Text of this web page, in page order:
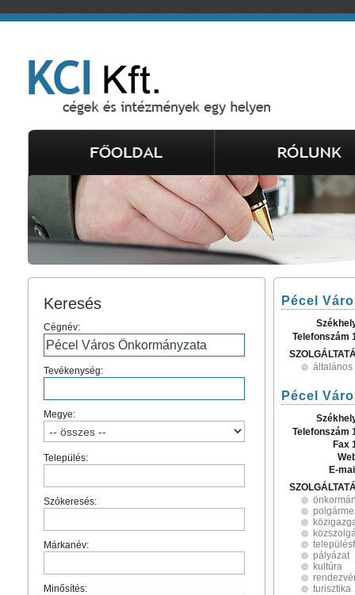
Keresés
Cégnév:
Tevékenység:
Megye:
Település:
Szókeresés:
Márkanév:
Minősítés:
Pécel
Telefonszám
általános
Pécel
Telefonszám
Fax
E-
pályázat
kultúra
turisztika